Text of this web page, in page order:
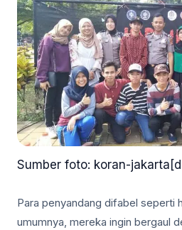
Sumber foto: koran-
Para penyandang difabel seperti
umumnya, mereka ingin bergaul